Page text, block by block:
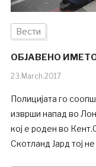
Вести
ОБЈАВЕНО
23.March.2017
Полицијата го
изврши напад во
кој е роден во
Скотланд Јард тој